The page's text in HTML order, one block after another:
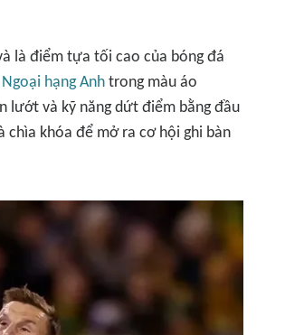
là điểm tựa tối cao của bóng đá
Ngoại hạng Anh trong màu áo
lướt và kỹ năng dứt điểm bằng đầu
chìa khóa để mở ra cơ hội ghi bàn